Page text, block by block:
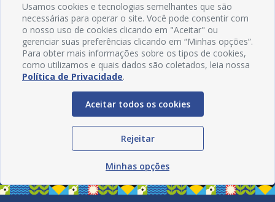
Usamos cookies e tecnologias semelhantes que são
necessárias para operar o site. Você pode consentir com
o nosso uso de cookies clicando em "Aceitar" ou
gerenciar suas preferências clicando em “Minhas opções”.
Para obter mais informações sobre os tipos de cookies,
como utilizamos e quais dados são coletados, leia nossa
Política de Privacidade.
Aceitar todos os cookies
Rejeitar
Minhas opções